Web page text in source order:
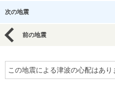
次の地震
前の地震
この地震による津波の心配はあり